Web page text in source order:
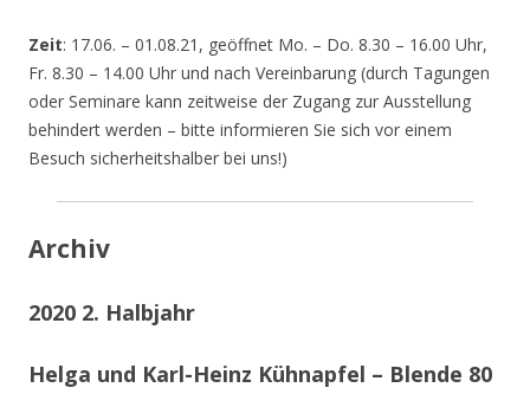
Zeit: 17.06. – 01.08.21, geöffnet Mo. – Do. 8.30 – 16.00 Uhr,
Fr. 8.30 – 14.00 Uhr und nach Vereinbarung (durch Tagungen
oder Seminare kann zeitweise der Zugang zur Ausstellung
behindert werden – bitte informieren Sie sich vor einem
Besuch sicherheitshalber bei uns!)
Archiv
2020 2. Halbjahr
Helga und Karl-Heinz Kühnapfel – Blende 80